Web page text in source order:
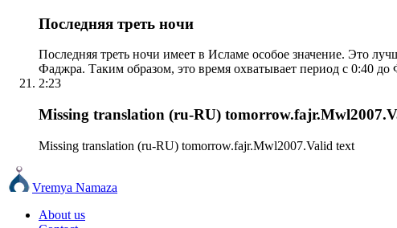
Последняя треть ночи
Последняя треть ночи имеет в Исламе особое значение. Это
Фаджра. Таким образом, это время охватывает период с 0:40 до
2:23
Missing translation (ru-RU)
Missing translation (ru-RU) tomorrow.fajr.Mwl2007.Valid text
Vremya Namaza
About us